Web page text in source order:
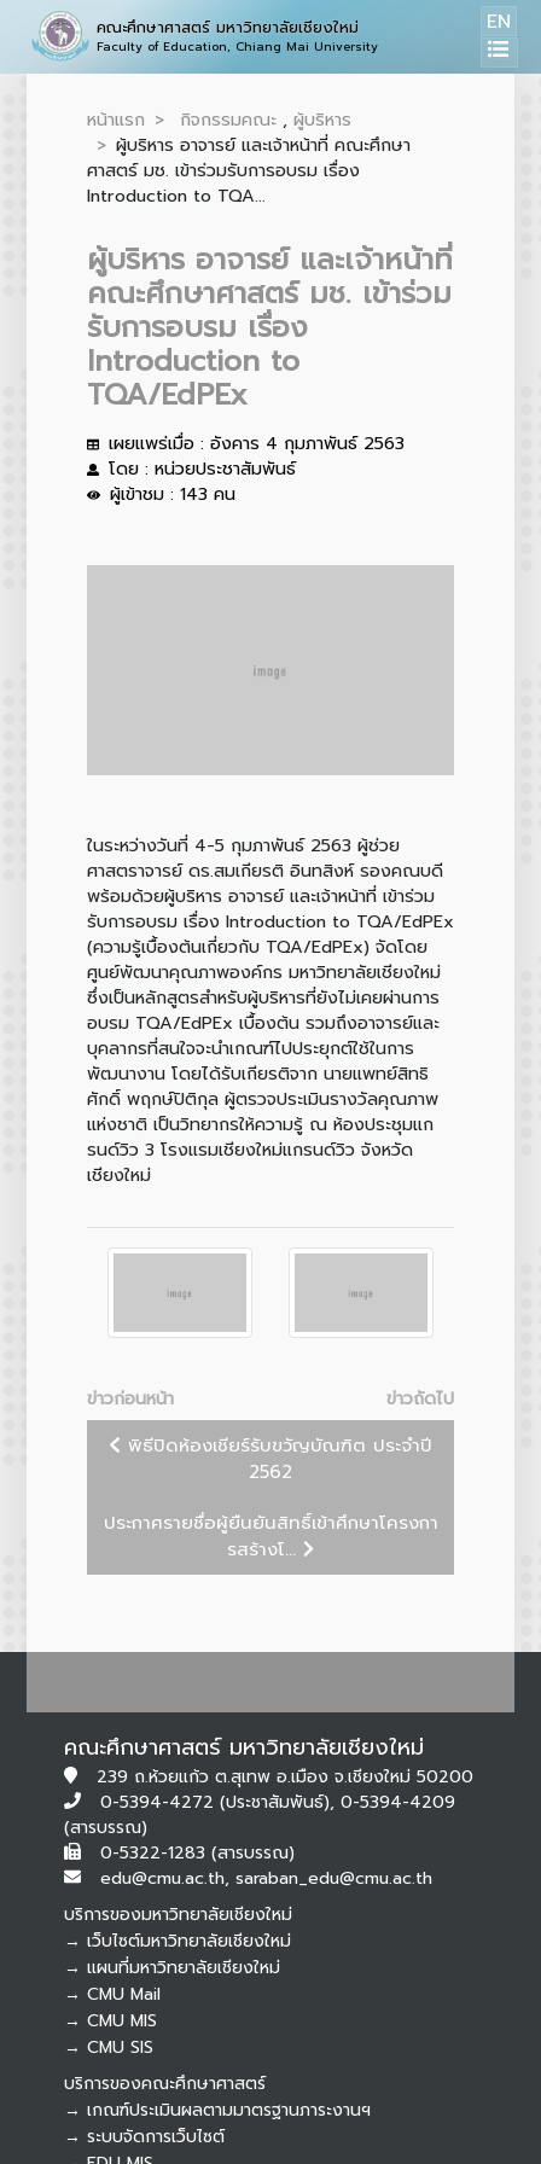
คณะศึกษาศาสตร์ มหาวิทยาลัยเชียงใหม่
Faculty of Education, Chiang Mai University
EN
หน้าแรก กิจกรรมคณะ , ผู้บริหาร
ผู้บริหาร อาจารย์ และเจ้าหน้าที่ คณะศึกษา
ศาสตร์ มช. เข้าร่วมรับการอบรม เรื่อง
Introduction to TQA...
ผู้บริหาร อาจารย์ และเจ้าหน้าที่
คณะศึกษาศาสตร์ มช. เข้าร่วม
รับการอบรม เรื่อง
Introduction to
TQA/EdPEx
เผยแพร่เมื่อ : อังคาร 4 กุมภาพันธ์ 2563
โดย : หน่วยประชาสัมพันธ์
ผู้เข้าชม : 143 คน
ในระหว่างวันที่ 4-5 กุมภาพันธ์ 2563 ผู้ช่วย
ศาสตราจารย์ ดร.สมเกียรติ อินทสิงห์ รองคณบดี
พร้อมด้วยผู้บริหาร อาจารย์ และเจ้าหน้าที่ เข้าร่วม
รับการอบรม เรื่อง Introduction to TQA/EdPEx
(ความรู้เบื้องต้นเกี่ยวกับ TQA/EdPEx) จัดโดย
ศูนย์พัฒนาคุณภาพองค์กร มหาวิทยาลัยเชียงใหม่
ซึ่งเป็นหลักสูตรสำหรับผู้บริหารที่ยังไม่เคยผ่านการ
อบรม TQA/EdPEx เบื้องต้น รวมถึงอาจารย์และ
บุคลากรที่สนใจจะนำเกณฑ์ไปประยุกต์ใช้ในการ
พัฒนางาน โดยได้รับเกียรติจาก นายแพทย์สิทธิ
ศักดิ์ พฤกษ์ปิติกุล ผู้ตรวจประเมินรางวัลคุณภาพ
แห่งชาติ เป็นวิทยากรให้ความรู้ ณ ห้องประชุมแก
รนด์วิว 3 โรงแรมเชียงใหม่แกรนด์วิว จังหวัด
เชียงใหม่
ข่าวก่อนหน้า
ข่าวถัดไป
พิธีปิดห้องเชียร์รับขวัญบัณฑิต ประจำปี
2562
ประกาศรายชื่อผู้ยืนยันสิทธิ์เข้าศึกษาโครงกา
รสร้างโ...
คณะศึกษาศาสตร์ มหาวิทยาลัยเชียงใหม่
239 ถ.ห้วยแก้ว ต.สุเทพ อ.เมือง จ.เชียงใหม่ 50200
0-5394-4272 (ประชาสัมพันธ์), 0-5394-4209
(สารบรรณ)
0-5322-1283 (สารบรรณ)
edu@cmu.ac.th, saraban_edu@cmu.ac.th
บริการของมหาวิทยาลัยเชียงใหม่
→ เว็บไซต์มหาวิทยาลัยเชียงใหม่
→ แผนที่มหาวิทยาลัยเชียงใหม่
→ CMU Mail
→ CMU MIS
→ CMU SIS
บริการของคณะศึกษาศาสตร์
→ เกณฑ์ประเมินผลตามมาตรฐานภาระงานฯ
→ ระบบจัดการเว็บไซต์
Botnoi Assistant
Connecting…